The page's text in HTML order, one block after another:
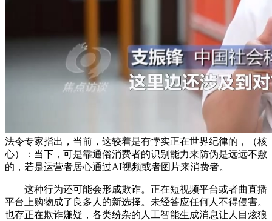
法令专家指出，当前，这较着是有悖实正在世界纪律的，（核
心）：当下，可是靠通俗消费者的识别能力来防伪是远远不敷
的，若是运营者居心通过AI视频或者图片来消费者。
这种行为还可能会形成欺诈。正在短视频平台或者曲直播
平台上购物成了良多人的新选择。未经答应任何人不得侵害。
也存正在欺诈嫌疑，各类纷杂的人工智能生成消息让人目炫狼